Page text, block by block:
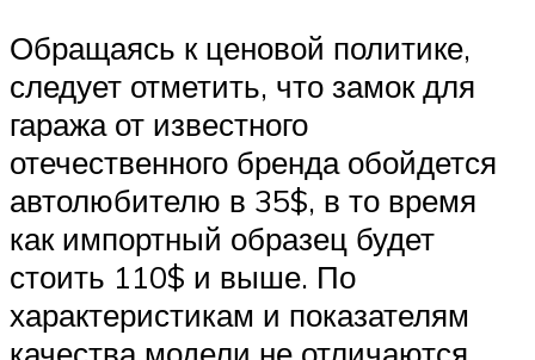
Обращаясь к ценовой политике,
следует отметить, что замок для
гаража от известного
отечественного бренда обойдется
автолюбителю в 35$, в то время
как импортный образец будет
стоить 110$ и выше. По
характеристикам и показателям